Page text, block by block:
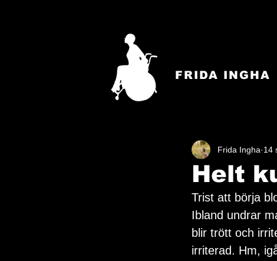
FRIDA INGHA
Helt
Frida Ingha 14
Trist att börja
Ibland undrar
blir trött och
irriterad. Hm,